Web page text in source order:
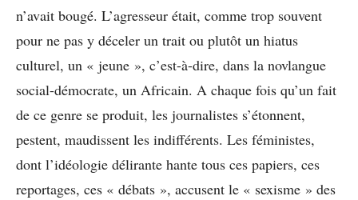
n’avait bougé. L’agresseur était, comme trop souvent
pour ne pas y déceler un trait ou plutôt un hiatus
culturel, un « jeune », c’est-à-dire, dans la novlangue
social-démocrate, un Africain. A chaque fois qu’un fait
de ce genre se produit, les journalistes s’étonnent,
pestent, maudissent les indifférents. Les féministes,
dont l’idéologie délirante hante tous ces papiers, ces
reportages, ces « débats », accusent le « sexisme » des